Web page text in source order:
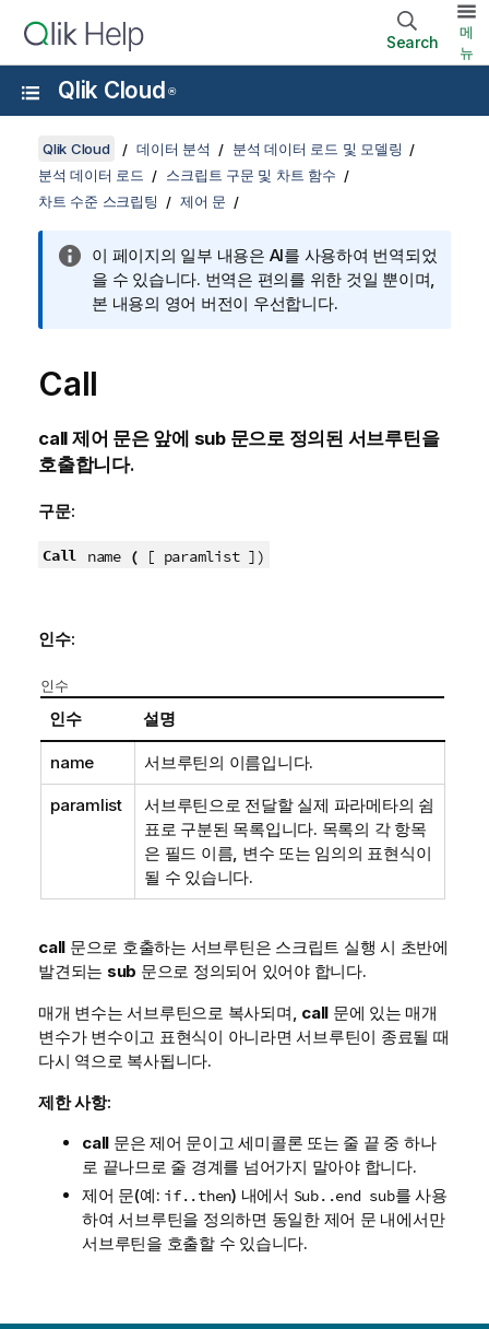
Search
메
뉴
Qlik Cloud ®
Qlik Cloud 데이터 분석
분석 데이터 로드 및 모델링
분석 데이터 로드
스크립트 구문 및 차트 함수
차트 수준 스크립팅
제어 문
이 페이지의 일부 내용은 AI를 사용하여 번역되었
을 수 있습니다. 번역은 편의를 위한 것일 뿐이며,
본 내용의 영어 버전이 우선합니다.
Call
call 제어 문은 앞에 sub문으로 정의된 서브루틴을
호출합니다.
구문:
Call name ( [ paramlist ] )
인수:
인수
인수 설명
name 서브루틴의 이름입니다.
paramlist
서브루틴으로 전달할 실제 파라메타의 쉼
표로 구분된 목록입니다. 목록의 각 항목
은 필드 이름, 변수 또는 임의의 표현식이
될 수 있습니다.
call 문으로 호출하는 서브루틴은 스크립트 실행 시 초반에
발견되는 sub 문으로 정의되어 있어야 합니다.
매개 변수는 서브루틴으로 복사되며, call 문에 있는 매개
변수가 변수이고 표현식이 아니라면 서브루틴이 종료될 때
다시 역으로 복사됩니다.
제한 사항:
call 문은 제어 문이고 세미콜론 또는 줄 끝 중 하나
로 끝나므로 줄 경계를 넘어가지 말아야 합니다.
제어 문(예: if..then) 내에서 Sub..end sub를 사용
하여 서브루틴을 정의하면 동일한 제어 문 내에서만
서브루틴을 호출할 수 있습니다.